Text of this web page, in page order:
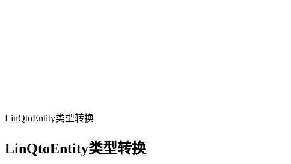
LinQtoEntity类型转换
LinQtoEntity类型转换